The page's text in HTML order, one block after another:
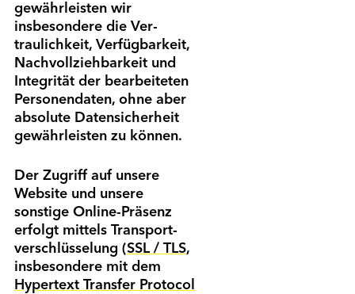
gewähr­leisten wir
insbesondere die Ver­
traulichkeit, Ver­fügbarkeit,
Nach­vollzieh­barkeit und
Integrität der bearbeiteten
Personen­daten, ohne aber
absolute Daten­sicherheit
gewährleisten zu können.
Der Zugriff auf unsere
Website und unsere
sonstige Online-Präsenz
erfolgt mittels Transport­
verschlüsselung (SSL / TLS,
insbesondere mit dem
Hypertext Transfer Protocol
Weiterlesen mit einer
Mitgliedschaft
Dieses Dokument ist ausschliesslich für unsere Mitglieder
verfügbar. Sie sind Mitglied? Bitte über den «Login-
Button» anmelden. Sie möchten Mitglied werden? Der
Button «Mitglied werden» führt Sie zu weiteren
Bereits registriert? Hier loggen Sie sich mit Ihrer E-Mail
und Passwort ein. Zum ersten Mal hier? Bitte registrieren
Sie sich einmalig über "Registrieren" mit Ihrer
Mitgliedernummer.
E-Mail*
Das Dokument wurde
erfolgreich in den Warenkorb
gelegt.